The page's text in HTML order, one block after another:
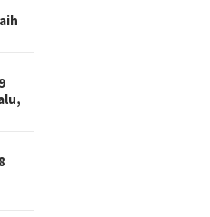
Khutbah Jumat
Bulan Muharram
/ 2026 M